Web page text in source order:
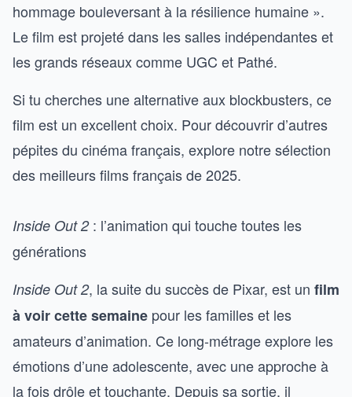
hommage bouleversant à la résilience humaine ».
Le film est projeté dans les salles indépendantes et
les grands réseaux comme UGC et Pathé.
Si tu cherches une alternative aux blockbusters, ce
film est un excellent choix. Pour découvrir d’autres
pépites du cinéma français, explore notresélection
des meilleurs films français de 2025.
Inside Out 2: l’animation qui touche toutes les
générations
Inside Out 2, la suite du succès de Pixar, est un film
à voir cette semaine pour les familles et les
amateurs d’animation. Ce long-métrage explore les
émotions d’une adolescente, avec une approche à
la fois drôle et touchante. Depuis sa sortie, il